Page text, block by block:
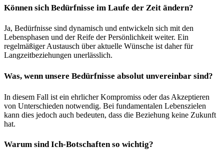
Können sich Bedürfnisse im Laufe der Zeit ändern?
Ja, Bedürfnisse sind dynamisch und entwickeln sich mit den
Lebensphasen und der Reife der Persönlichkeit weiter. Ein
regelmäßiger Austausch über aktuelle Wünsche ist daher für
Langzeitbeziehungen unerlässlich.
Was, wenn unsere Bedürfnisse absolut unvereinbar sind?
In diesem Fall ist ein ehrlicher Kompromiss oder das Akzeptieren
von Unterschieden notwendig. Bei fundamentalen Lebenszielen
kann dies jedoch auch bedeuten, dass die Beziehung keine Zukunft
hat.
Warum sind Ich-Botschaften so wichtig?